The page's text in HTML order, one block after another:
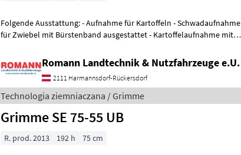
Folgende Ausstattung: - Aufnahme für Kartoffeln - Schwadaufnahme
für Zwiebel mit Bürstenband ausgestattet - Kartoffelaufnahme mit
Romann Landtechnik & Nutzfahrzeuge e.U.
2111 Harmannsdorf-Rückersdorf
Technologia ziemniaczana / Grimme
Grimme SE 75-55 UB
R. prod. 2013 192 h 75 cm